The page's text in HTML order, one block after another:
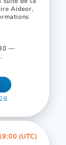
Aideor,
—
(UTC)